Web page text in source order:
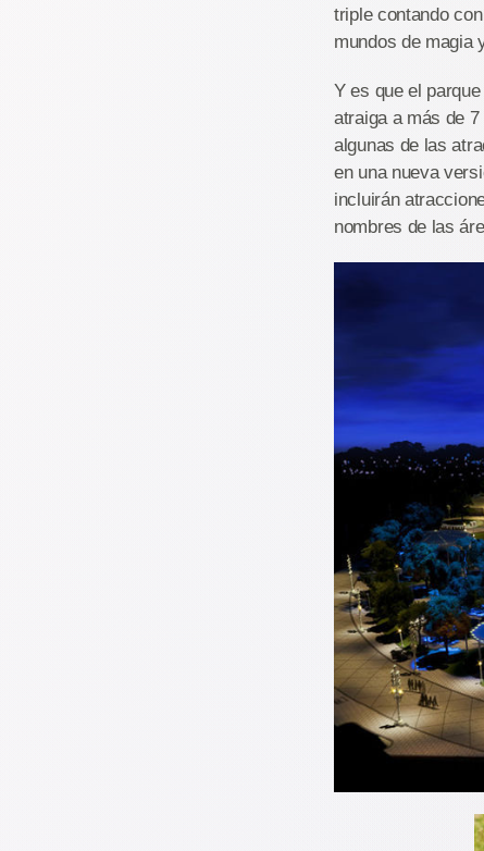
triple contando
mundos de magia
Y es que el
atraiga a más de
algunas de las
en una nueva
incluirán
nombres de las